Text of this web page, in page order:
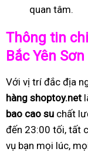
quan tâm.
Thông tin
Bắc Yên
Với vị trí đắc địa
hàng shoptoy.net
bao cao su chất
đến 23:00 tối, tất
vụ bạn mọi lúc,